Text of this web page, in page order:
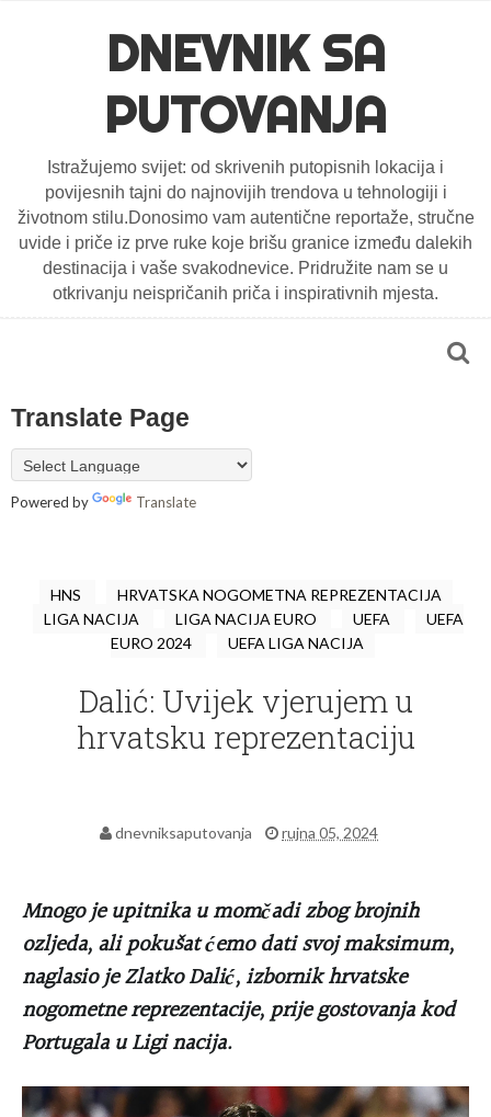
DNEVNIK SA
PUTOVANJA
Istražujemo svijet: od skrivenih putopisnih lokacija i
povijesnih tajni do najnovijih trendova u tehnologiji i
životnom stilu.Donosimo vam autentične reportaže, stručne
uvide i priče iz prve ruke koje brišu granice između dalekih
destinacija i vaše svakodnevice. Pridružite nam se u
otkrivanju neispričanih priča i inspirativnih mjesta.
Translate Page
Powered by Translate
HNS
HRVATSKA NOGOMETNA REPREZENTACIJA
LIGA NACIJA
LIGA NACIJA EURO UEFA
UEFA
EURO 2024
UEFA LIGA NACIJA
Dalić: Uvijek vjerujem u
hrvatsku reprezentaciju
dnevniksaputovanja rujna 05, 2024
Mnogo je upitnika u momčadi zbog brojnih
ozljeda, ali pokušat ćemo dati svoj maksimum,
naglasio je Zlatko Dalić, izbornik hrvatske
nogometne reprezentacije, prije gostovanja kod
Portugala u Ligi nacija.